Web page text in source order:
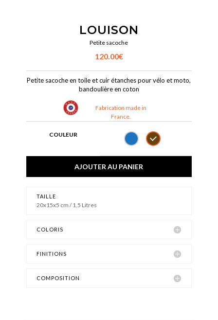
LOUISON
Petite sacoche
120.00€
Petite sacoche en toile et cuir étanches pour vélo et moto,
bandoulière en coton
Fabrication made in
France.
COULEUR
AJOUTER AU PANIER
TAILLE
20x15x5 cm / 1.5 Litres
COLORIS
FINITIONS
COMPOSITION